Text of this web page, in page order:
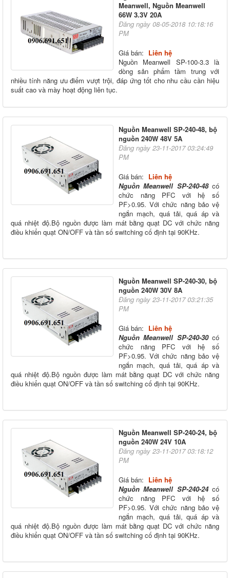
Meanwell, Nguồn Meanwell
66W 3.3V 20A
Đăng ngày 08-05-2018 10:18:16
PM
Giá bán: Liên hệ
Nguồn Meanwell SP-100-3.3 là
dòng sản phẩm tầm trung với
nhiều tính năng ưu điểm vượt trội, đáp ứng tốt cho nhu cầu cần hiệu
suất cao và mày hoạt động liên tục.
Nguồn Meanwell SP-240-48, bộ
nguồn 240W 48V 5A
Đăng ngày 23-11-2017 03:24:49
PM
Giá bán: Liên hệ
Nguồn Meanwell SP-240-48có
chức năng PFC với hệ số
PF>0.95. Với chức năng bảo vệ
ngắn mạch, quá tải, quá áp và
quá nhiệt độ.Bộ nguồn được làm mát bằng quạt DC với chức năng
điều khiển quạt ON/OFF và tần số switching cố định tại 90KHz.
Nguồn Meanwell SP-240-30, bộ
nguồn 240W 30V 8A
Đăng ngày 23-11-2017 03:21:35
PM
Giá bán: Liên hệ
Nguồn Meanwell SP-240-30có
chức năng PFC với hệ số
PF>0.95. Với chức năng bảo vệ
ngắn mạch, quá tải, quá áp và
quá nhiệt độ.Bộ nguồn được làm mát bằng quạt DC với chức năng
điều khiển quạt ON/OFF và tần số switching cố định tại 90KHz.
Nguồn Meanwell SP-240-24, bộ
nguồn 240W 24V 10A
Đăng ngày 23-11-2017 03:18:12
PM
Giá bán: Liên hệ
Nguồn Meanwell SP-240-24có
chức năng PFC với hệ số
PF>0.95. Với chức năng bảo vệ
ngắn mạch, quá tải, quá áp và
quá nhiệt độ.Bộ nguồn được làm mát bằng quạt DC với chức năng
điều khiển quạt ON/OFF và tần số switching cố định tại 90KHz.